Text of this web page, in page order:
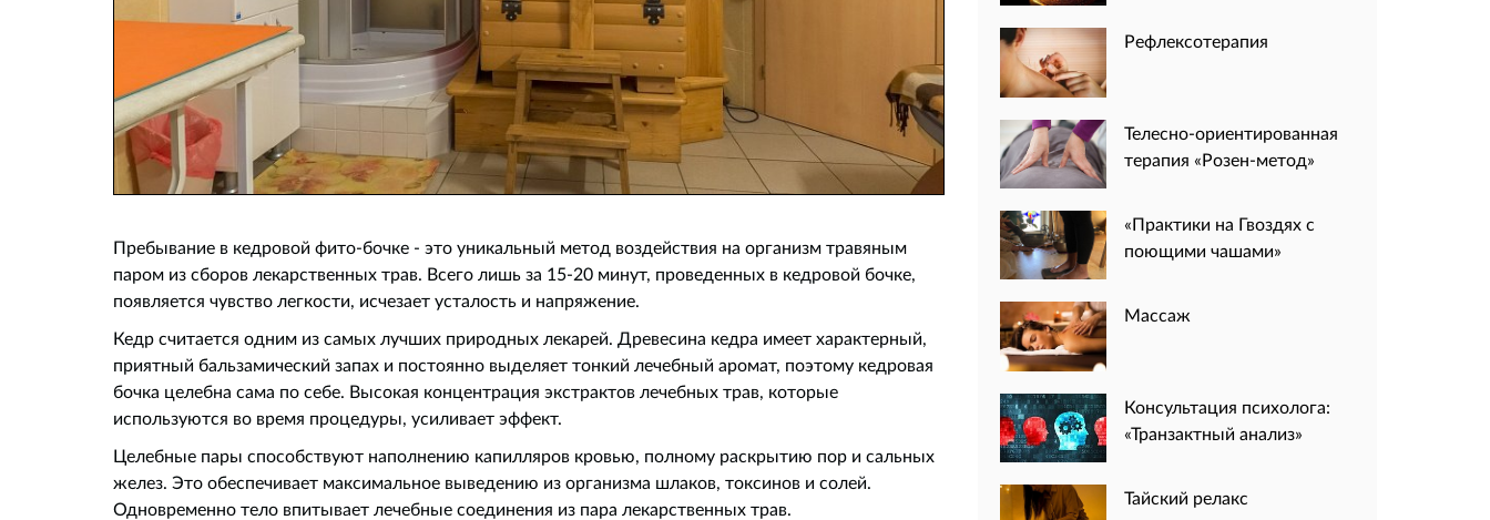
Пребывание в кедровой фито-бочке - это уникальный метод воздействия на организм травяным
паром из сборов лекарственных трав. Всего лишь за 15-20 минут, проведенных в кедровой бочке,
появляется чувство легкости, исчезает усталость и напряжение.
Кедр считается одним из самых лучших природных лекарей. Древесина кедра имеет характерный,
приятный бальзамический запах и постоянно выделяет тонкий лечебный аромат, поэтому кедровая
бочка целебна сама по себе. Высокая концентрация экстрактов лечебных трав, которые
используются во время процедуры, усиливает эффект.
Целебные пары способствуют наполнению капилляров кровью, полному раскрытию пор и сальных
желез. Это обеспечивает максимальное выведению из организма шлаков, токсинов и солей.
Одновременно тело впитывает лечебные соединения из пара лекарственных трав.
Рефлексотерапия
Телесно-ориентированная
терапия «Розен-метод»
«Практики на Гвоздях с
поющими чашами»
Массаж
Консультация психолога:
«Транзактный анализ»
Тайский релакс